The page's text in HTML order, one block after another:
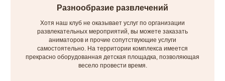
Разнообразие развлечений
Хотя наш клуб не оказывает услуг по организации
развлекательных мероприятий, вы можете заказать
аниматоров и прочие сопутствующие услуги
самостоятельно. На территории комплекса имеется
прекрасно оборудованная детская площадка, позволяющая
весело провести время.